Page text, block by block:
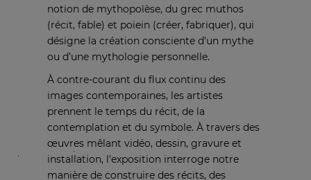
notion de mythopoïèse, du grec muthos
(récit, fable) et poiein (créer, fabriquer), qui
désigne la création consciente d’un mythe
ou d’une mythologie personnelle.
À contre-courant du flux continu des
images contemporaines, les artistes
prennent le temps du récit, de la
contemplation et du symbole. À travers des
œuvres mêlant vidéo, dessin, gravure et
installation, l’exposition interroge notre
manière de construire des récits, des